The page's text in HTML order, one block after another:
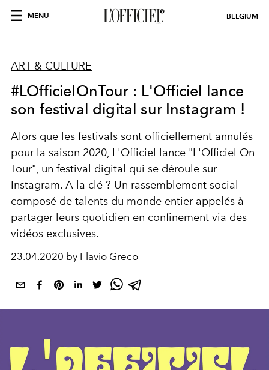
MENU BELGIUM
ART & CULTURE
#LOfficielOnTour : L'Officiel lance
son festival digital sur Instagram !
Alors que les festivals sont officiellement annulés
pour la saison 2020, L'Officiel lance "L'Officiel On
Tour", un festival digital qui se déroule sur
Instagram. A la clé ? Un rassemblement social
composé de talents du monde entier appelés à
partager leurs quotidien en confinement via des
vidéos exclusives.
23.04.2020 by Flavio Greco